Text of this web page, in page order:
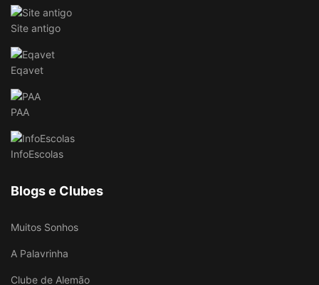
Site antigo
Eqavet
PAA
InfoEscolas
Blogs e Clubes
Muitos Sonhos
A Palavrinha
Clube de Alemão